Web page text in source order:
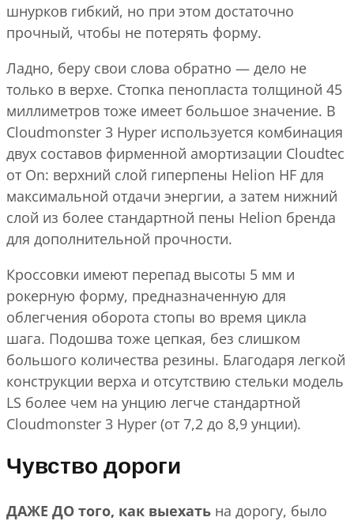
шнурков гибкий, но при этом достаточно
прочный, чтобы не потерять форму.
Ладно, беру свои слова обратно — дело не
только в верхе. Стопка пенопласта толщиной 45
миллиметров тоже имеет большое значение. В
Cloudmonster 3 Hyper используется комбинация
двух составов фирменной амортизации Cloudtec
от On: верхний слой гиперпены Helion HF для
максимальной отдачи энергии, а затем нижний
слой из более стандартной пены Helion бренда
для дополнительной прочности.
Кроссовки имеют перепад высоты 5 мм и
рокерную форму, предназначенную для
облегчения оборота стопы во время цикла
шага. Подошва тоже цепкая, без слишком
большого количества резины. Благодаря легкой
конструкции верха и отсутствию стельки модель
LS более чем на унцию легче стандартной
Cloudmonster 3 Hyper (от 7,2 до 8,9 унции).
Чувство дороги
ДАЖЕ ДО того, как выехать на дорогу, было